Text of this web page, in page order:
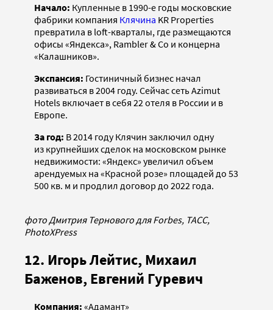
Начало: Купленные в 1990-е годы московские
фабрики компания Клячина KR Properties
превратила в loft-кварталы, где размещаются
офисы «Яндекса», Rambler & Co и концерна
«Калашников».
Экспансия: Гостиничный бизнес начал
развиваться в 2004 году. Сейчас сеть Azimut
Hotels включает в себя 22 отеля в России и в
Европе.
За год: В 2014 году Клячин заключил одну
из крупнейших сделок на московском рынке
недвижимости: «Яндекс» увеличил объем
арендуемых на «Красной розе» площадей до 53
500 кв. м и продлил договор до 2022 года.
фото Дмитрия Тернового для Forbes, ТАСС,
PhotoXPress
12. Игорь Лейтис, Михаил
Баженов, Евгений Гуревич
Компания: «Адамант»